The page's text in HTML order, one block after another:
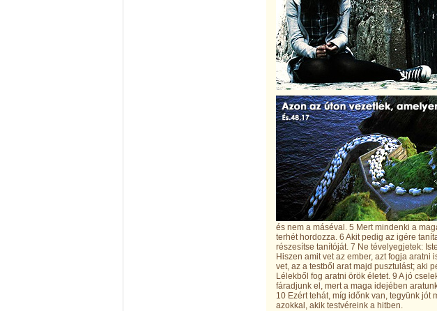
és nem a máséval. 5 Mert mindenki a
terhét hordozza. 6 Akit pedig az igére
részesítse tanítóját. 7 Ne tévelyegjetek:
Hiszen amit vet az ember, azt fogja aratni
vet, az a testből arat majd pusztulást; aki
Lélekből fog aratni örök életet. 9 A jó
fáradjunk el, mert a maga idejében
10 Ezért tehát, míg időnk van, tegyünk jót
azokkal, akik testvéreink a hitben.